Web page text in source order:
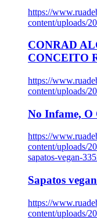
https://
content/uploads/
CONRAD
CONCEITO
https://
content/uploads/
No Infame, O
https://
content/uploads/
sapatos-vegan-
Sapatos
https://
content/uploads/